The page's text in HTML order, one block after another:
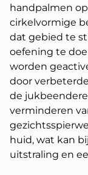
handpalmen
cirkelvormige
dat gebied te
oefening te
worden
door
de
verminderen
huid, wat kan
uitstraling en